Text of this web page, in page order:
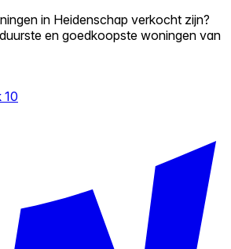
in Heidenschap verkocht zijn?
en goedkoopste woningen van